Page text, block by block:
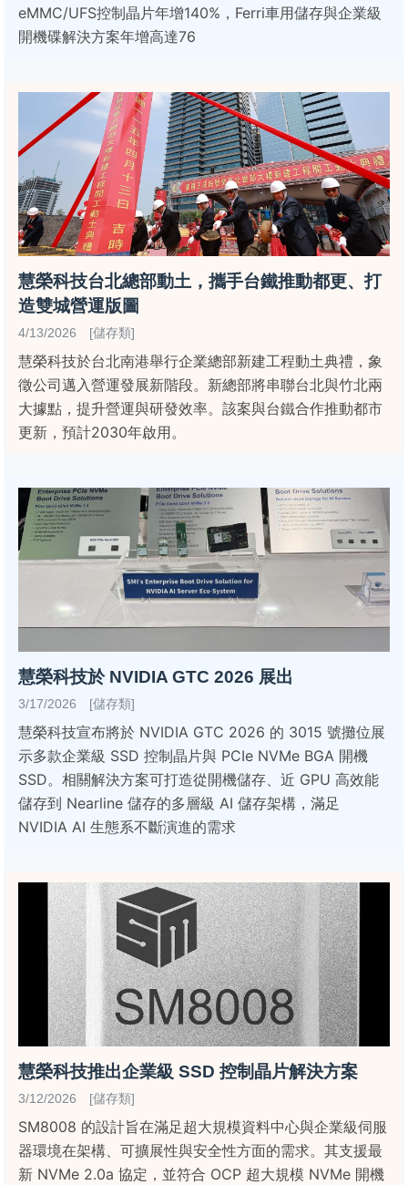
eMMC/UFS控制晶片年增140%，Ferri車用儲存與企業級
開機碟解決方案年增高達76
慧榮科技台北總部動土，攜手台鐵推動都更、打
造雙城營運版圖
4/13/2026 [儲存類]
慧榮科技於台北南港舉行企業總部新建工程動土典禮，象
徵公司邁入營運發展新階段。新總部將串聯台北與竹北兩
大據點，提升營運與研發效率。該案與台鐵合作推動都市
更新，預計2030年啟用。
慧榮科技於 NVIDIA GTC 2026 展出
3/17/2026 [儲存類]
慧榮科技宣布將於 NVIDIA GTC 2026 的 3015 號攤位展
示多款企業級 SSD 控制晶片與 PCIe NVMe BGA 開機
SSD。相關解決方案可打造從開機儲存、近 GPU 高效能
儲存到 Nearline 儲存的多層級 AI 儲存架構，滿足
NVIDIA AI 生態系不斷演進的需求
慧榮科技推出企業級 SSD 控制晶片解決方案
3/12/2026 [儲存類]
SM8008 的設計旨在滿足超大規模資料中心與企業級伺服
器環境在架構、可擴展性與安全性方面的需求。其支援最
新 NVMe 2.0a 協定，並符合 OCP 超大規模 NVMe 開機